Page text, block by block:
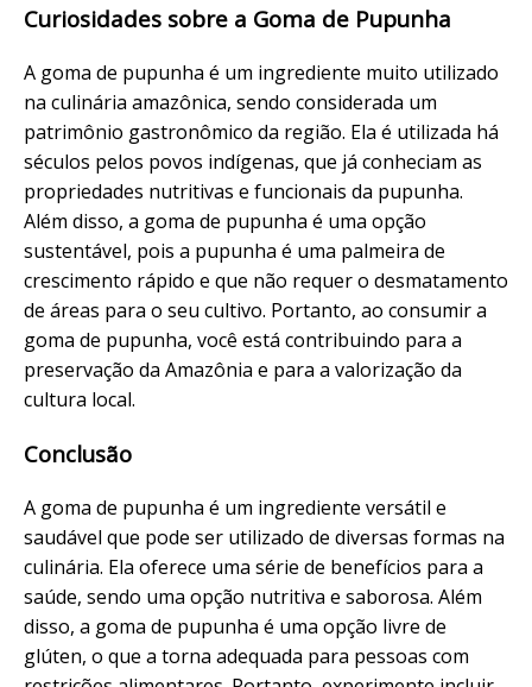
Curiosidades sobre a Goma de Pupunha
A goma de pupunha é um ingrediente muito utilizado
na culinária amazônica, sendo considerada um
patrimônio gastronômico da região. Ela é utilizada há
séculos pelos povos indígenas, que já conheciam as
propriedades nutritivas e funcionais da pupunha.
Além disso, a goma de pupunha é uma opção
sustentável, pois a pupunha é uma palmeira de
crescimento rápido e que não requer o desmatamento
de áreas para o seu cultivo. Portanto, ao consumir a
goma de pupunha, você está contribuindo para a
preservação da Amazônia e para a valorização da
cultura local.
Conclusão
A goma de pupunha é um ingrediente versátil e
saudável que pode ser utilizado de diversas formas na
culinária. Ela oferece uma série de benefícios para a
saúde, sendo uma opção nutritiva e saborosa. Além
disso, a goma de pupunha é uma opção livre de
glúten, o que a torna adequada para pessoas com